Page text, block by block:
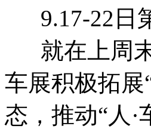
9.17-22日
就在上周末
车展积极拓展
态，推动“人